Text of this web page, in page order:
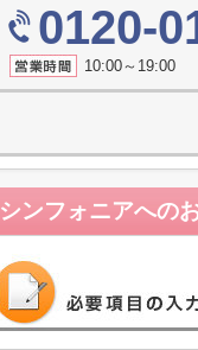
0120-
10:00～19:00
シンフォニアへの